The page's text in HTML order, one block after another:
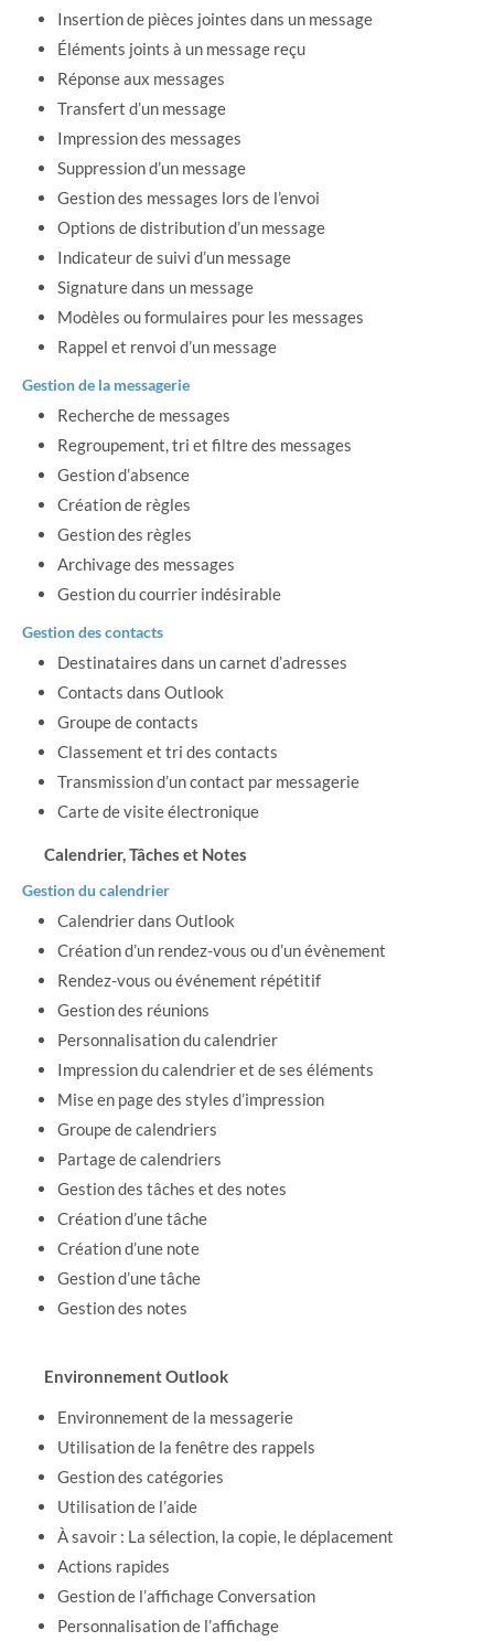
Insertion de pièces jointes dans un message
Éléments joints à un message reçu
Réponse aux messages
Transfert d’un message
Impression des messages
Suppression d’un message
Gestion des messages lors de l’envoi
Options de distribution d’un message
Indicateur de suivi d’un message
Signature dans un message
Modèles ou formulaires pour les messages
Rappel et renvoi d’un message
Gestion de la messagerie
Recherche de messages
Regroupement, tri et filtre des messages
Gestion d’absence
Création de règles
Gestion des règles
Archivage des messages
Gestion du courrier indésirable
Gestion des contacts
Destinataires dans un carnet d’adresses
Contacts dans Outlook
Groupe de contacts
Classement et tri des contacts
Transmission d’un contact par messagerie
Carte de visite électronique
Calendrier, Tâches et Notes
Gestion du calendrier
Calendrier dans Outlook
Création d’un rendez-vous ou d’un évènement
Rendez-vous ou événement répétitif
Gestion des réunions
Personnalisation du calendrier
Impression du calendrier et de ses éléments
Mise en page des styles d’impression
Groupe de calendriers
Partage de calendriers
Gestion des tâches et des notes
Création d’une tâche
Création d’une note
Gestion d’une tâche
Gestion des notes
Environnement Outlook
Environnement de la messagerie
Utilisation de la fenêtre des rappels
Gestion des catégories
Utilisation de l’aide
À savoir : La sélection, la copie, le déplacement
Actions rapides
Gestion de l’affichage Conversation
Personnalisation de l’affichage